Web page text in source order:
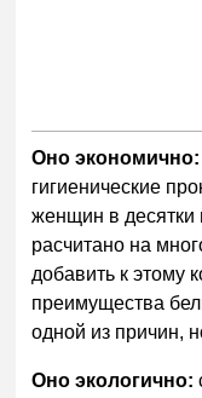
Оно экономично:
гигиенические
женщин в десятки
расчитано на
добавить к этому
преимущества
одной из причин,
Оно экологично: